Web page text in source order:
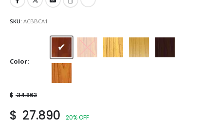
SKU: ACBBCA1
Color
Caoba Cedro Cristal Natural
Roble
$ 34.863
$ 27.890 20% OFF